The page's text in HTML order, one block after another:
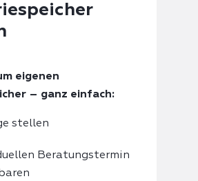
eigenen
– ganz einfach:
stellen
Beratungstermin